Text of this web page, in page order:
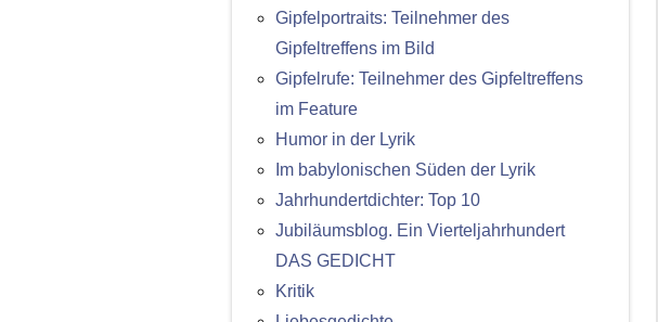
Gipfelportraits: Teilnehmer des
Gipfeltreffens im Bild
Gipfelrufe: Teilnehmer des Gipfeltreffens
im Feature
Humor in der Lyrik
Im babylonischen Süden der Lyrik
Jahrhundertdichter: Top 10
Jubiläumsblog. Ein Vierteljahrhundert
DAS GEDICHT
Kritik